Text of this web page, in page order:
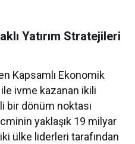
Yatırım Stratejileri
Kapsamlı Ekonomik
ile ivme kazanan ikili
bir dönüm noktası
yaklaşık 19 milyar
ülke liderleri tarafından